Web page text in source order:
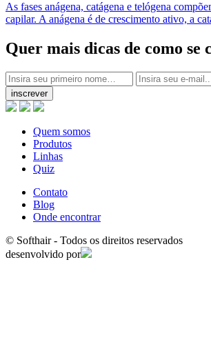
As fases anágena, catágena e telógena
capilar. A anágena é de crescimento ativo, a
Quer mais dicas de como se
inscrever
Quem somos
Produtos
Linhas
Quiz
Contato
Blog
Onde encontrar
© Softhair - Todos os direitos reservados
desenvolvido por